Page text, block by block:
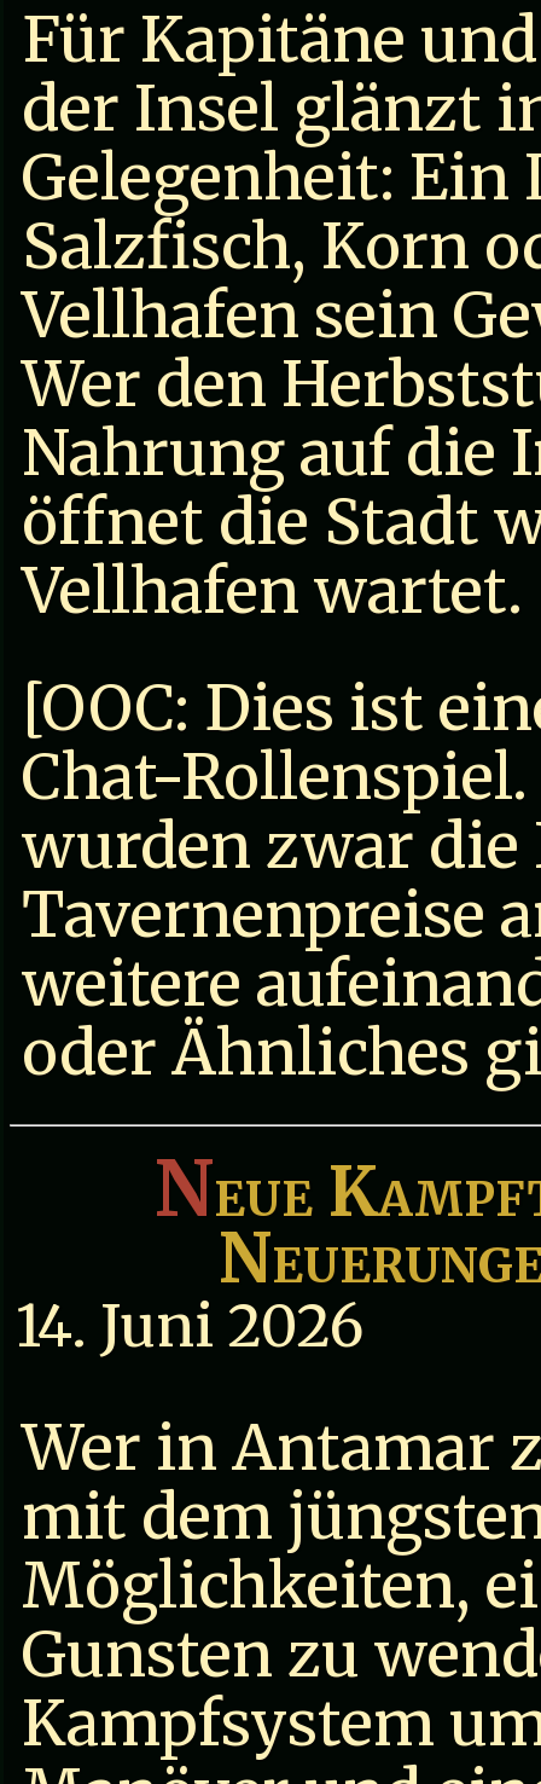
Für Kapitäne
der Insel glänzt
Gelegenheit: Ein
Salzfisch, Korn
Vellhafen sein
Wer den
Nahrung auf die
öffnet die Stadt
Vellhafen wartet.
[OOC: Dies ist
Chat-
wurden zwar
Tavernenpreise
weitere
oder Ähnliches
Neue
14. Juni 2026
Wer in Antamar
mit dem
Möglichkeiten,
Gunsten zu
Kampfsystem